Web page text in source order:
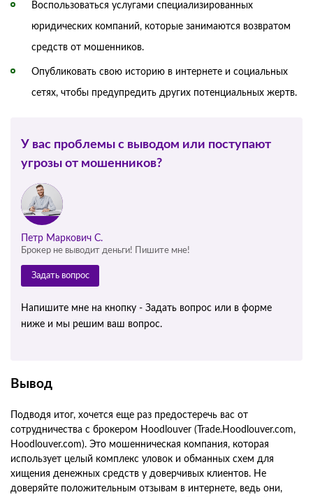
Воспользоваться услугами специализированных
юридических компаний, которые занимаются возвратом
средств от мошенников.
Опубликовать свою историю в интернете и социальных
сетях, чтобы предупредить других потенциальных жертв.
У вас проблемы с выводом или поступают
угрозы от мошенников?
Петр Маркович С.
Брокер не выводит деньги! Пишите мне!
Задать вопрос
Напишите мне на кнопку - Задать вопрос или в форме
ниже и мы решим ваш вопрос.
Вывод
Подводя итог, хочется еще раз предостеречь вас от
сотрудничества с брокером Hoodlouver (Trade.Hoodlouver.com,
Hoodlouver.com). Это мошенническая компания, которая
использует целый комплекс уловок и обманных схем для
хищения денежных средств у доверчивых клиентов. Не
доверяйте положительным отзывам в интернете, ведь они,